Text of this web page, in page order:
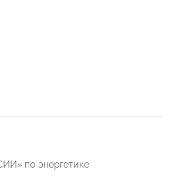
по энергетике